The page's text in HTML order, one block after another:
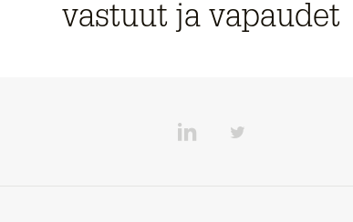
vastuut ja vapaudet